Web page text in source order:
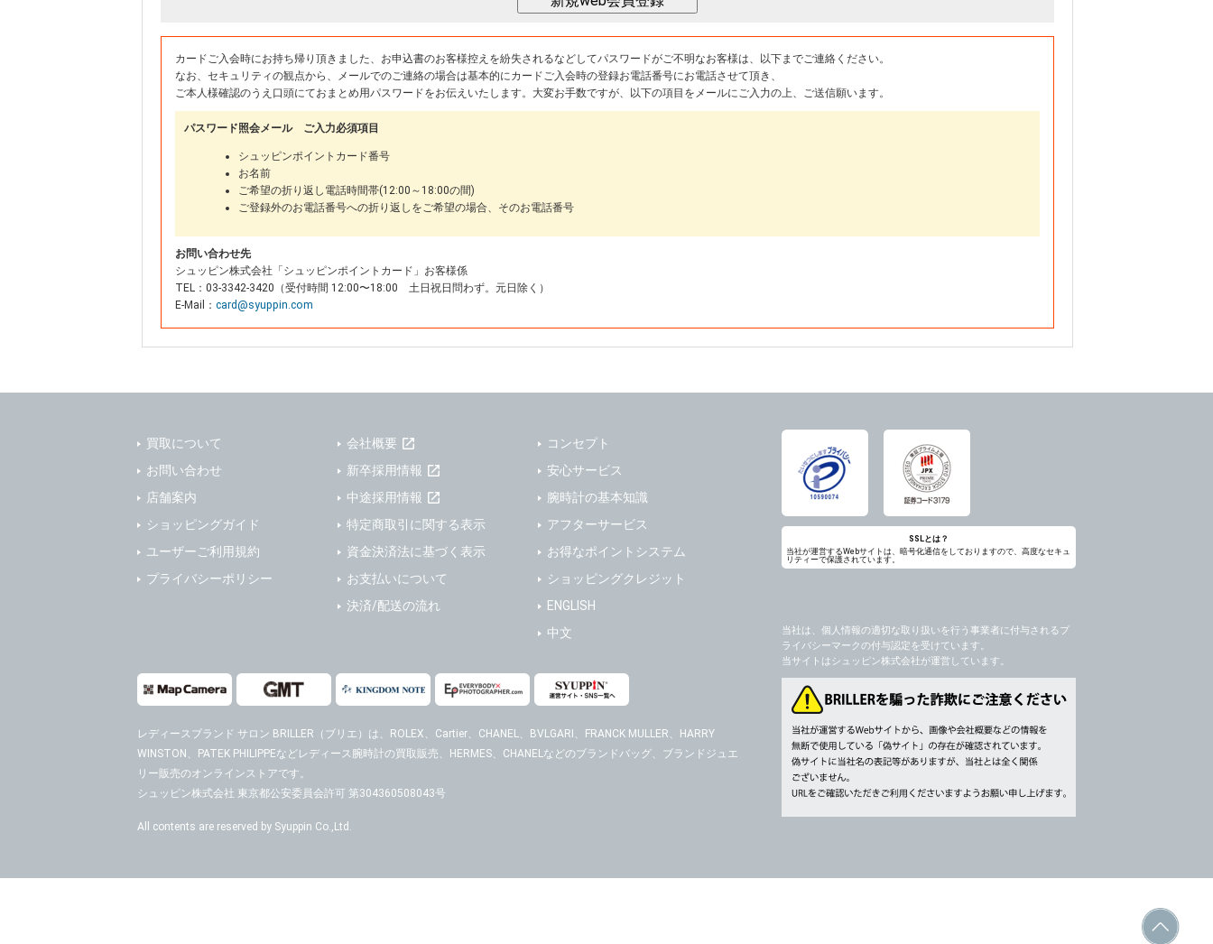
カードご入会時にお持ち帰り頂きました、お申込書のお客様控えを紛失されるなどしてパスワードがご不明なお客様は、以下までご連絡ください。
なお、セキュリティの観点から、メールでのご連絡の場合は基本的にカードご入会時の登録お電話番号にお電話させて頂き、
ご本人様確認のうえ口頭にておまとめ用パスワードをお伝えいたします。大変お手数ですが、以下の項目をメールにご入力の上、ご送信願います。
パスワード照会メール ご入力必須項目
シュッピンポイントカード番号
お名前
ご希望の折り返し電話時間帯(12:00～18:00の間)
ご登録外のお電話番号への折り返しをご希望の場合、そのお電話番号
お問い合わせ先
シュッピン株式会社「シュッピンポイントカード」お客様係
TEL：03-3342-3420（受付時間 12:00〜18:00 土日祝日問わず。元日除く）
E-Mail： card@syuppin.com
買取について
お問い合わせ
店舗案内
ショッピングガイド
ユーザーご利用規約
プライバシーポリシー
会社概要
新卒採用情報
中途採用情報
特定商取引に関する表示
資金決済法に基づく表示
お支払いについて
決済/配送の流れ
コンセプト
安心サービス
腕時計の基本知識
アフターサービス
お得なポイントシステム
ショッピングクレジット
ENGLISH
中文
レディースブランド サロン BRILLER（ブリエ） は、ROLEX、Cartier、CHANEL、BVLGARI、FRANCK MULLER、HARRY
WINSTON、PATEK PHILIPPEなどレディース腕時計の買取販売、HERMES、CHANELなどのブランドバッグ、ブランドジュエ
リー販売のオンラインストアです。
シュッピン株式会社 東京都公安委員会許可 第304360508043号
All contents are reserved by Syuppin Co.,Ltd.
SSLとは？
当社が運営するWebサイトは、暗号化通信をしておりますので、高度なセキュ
リティーで保護されています。
当社は、個人情報の適切な取り扱いを行う事業者に付与されるプ
ライバシーマークの付与認定を受けています。
当サイトはシュッピン株式会社が運営しています。